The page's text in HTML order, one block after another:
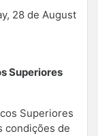
28 de August
Superiores
Superiores
condições de